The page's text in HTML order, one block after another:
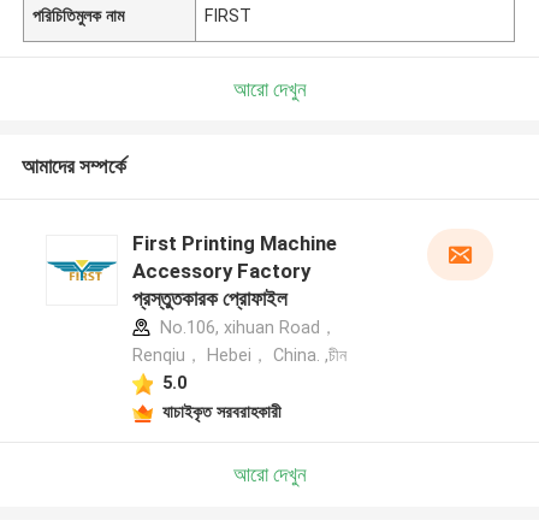
পরিচিতিমুলক নাম FIRST
আরো দেখুন
আমাদের সম্পর্কে
First Printing Machine
Accessory Factory
প্রস্তুতকারক প্রোফাইল
No.106, xihuan Road，
Renqiu， Hebei， China. ,চীন
5.0
যাচাইকৃত সরবরাহকারী
আরো দেখুন